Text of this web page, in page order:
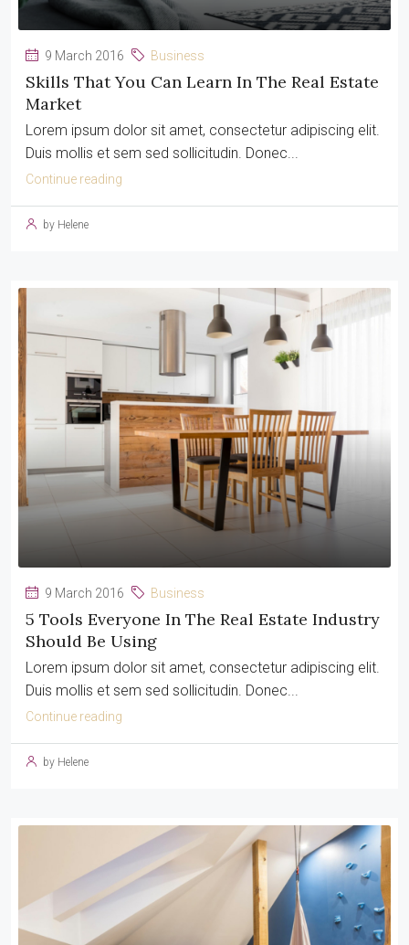
9 March 2016 Business
Skills That You Can Learn In The Real Estate
Market
Lorem ipsum dolor sit amet, consectetur adipiscing elit.
Duis mollis et sem sed sollicitudin. Donec...
Continue reading
by Helene
9 March 2016 Business
5 Tools Everyone In The Real Estate Industry
Should Be Using
Lorem ipsum dolor sit amet, consectetur adipiscing elit.
Duis mollis et sem sed sollicitudin. Donec...
Continue reading
by Helene